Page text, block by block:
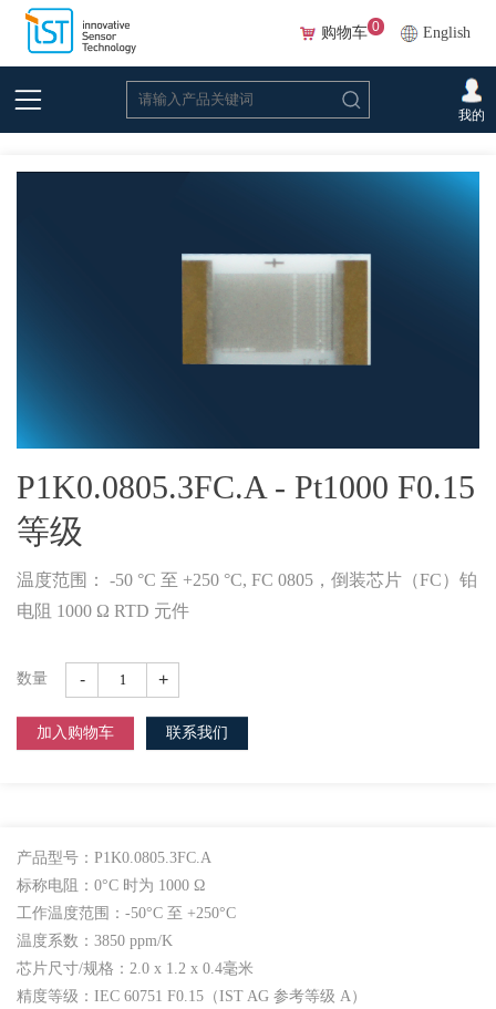
English
购物车 0
我的
首页 >温度传感器 > 铂 >P1K0.0805.3FC.A - Pt1000 F0.15 等级
P1K0.0805.3FC.A - Pt1000 F0.15
等级
温度范围： -50 °C 至 +250 °C, FC 0805，倒装芯片（FC）铂
电阻 1000 Ω RTD 元件
数量 - +
加入购物车 联系我们
产品型号：P1K0.0805.3FC.A
标称电阻：0°C 时为 1000 Ω
工作温度范围：-50°C 至 +250°C
温度系数：3850 ppm/K
芯片尺寸/规格：2.0 x 1.2 x 0.4毫米
精度等级：IEC 60751 F0.15（IST AG 参考等级 A）